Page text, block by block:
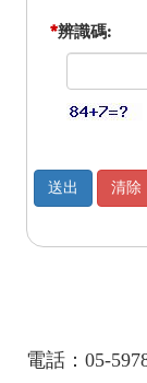
*辨識碼:
電話：05-